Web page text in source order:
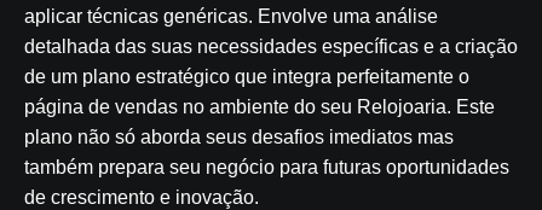
aplicar técnicas genéricas. Envolve uma análise
detalhada das suas necessidades específicas e a criação
de um plano estratégico que integra perfeitamente o
página de vendas no ambiente do seu Relojoaria. Este
plano não só aborda seus desafios imediatos mas
também prepara seu negócio para futuras oportunidades
de crescimento e inovação.